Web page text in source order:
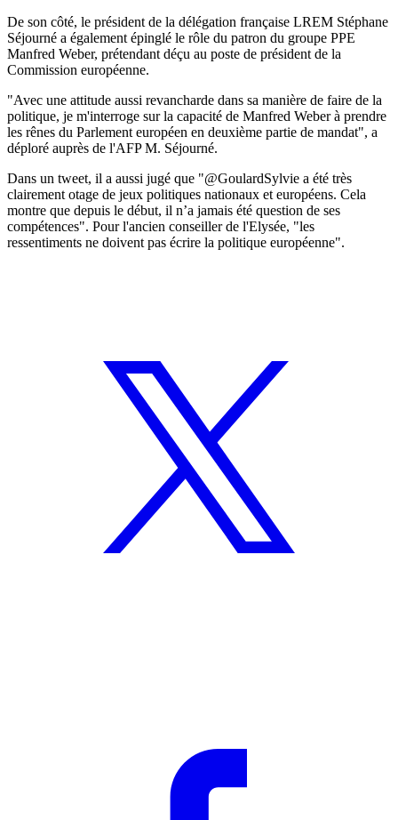
De son côté, le président de la délégation française LREM Stéphane
Séjourné a également épinglé le rôle du patron du groupe PPE
Manfred Weber, prétendant déçu au poste de président de la
Commission européenne.
"Avec une attitude aussi revancharde dans sa manière de faire de la
politique, je m'interroge sur la capacité de Manfred Weber à prendre
les rênes du Parlement européen en deuxième partie de mandat", a
déploré auprès de l'AFP M. Séjourné.
Dans un tweet, il a aussi jugé que "@GoulardSylvie a été très
clairement otage de jeux politiques nationaux et européens. Cela
montre que depuis le début, il n’a jamais été question de ses
compétences". Pour l'ancien conseiller de l'Elysée, "les
ressentiments ne doivent pas écrire la politique européenne".